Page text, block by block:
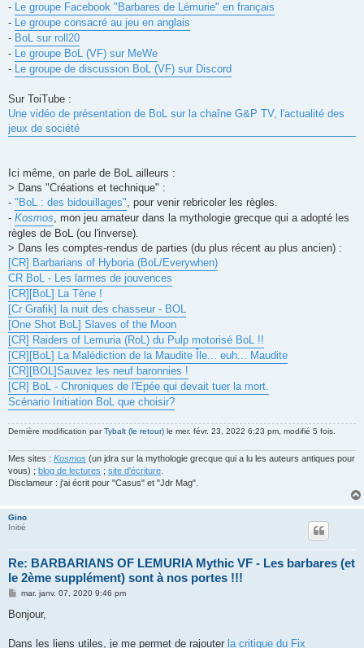
- Le groupe Facebook "Barbares de Lémurie" en français
- Le groupe consacré au jeu en anglais
- BoL sur roll20
- Le groupe BoL (VF) sur MeWe
- Le groupe de discussion BoL (VF) sur Discord
Sur ToiTube :
Une vidéo de présentation de BoL sur la chaîne G&P TV, l'actualité des
jeux de société
Ici même, on parle de BoL ailleurs :
> Dans "Créations et technique" :
- "BoL : des bidouillages", pour venir rebricoler les règles.
- Kosmos, mon jeu amateur dans la mythologie grecque qui a adopté les
règles de BoL (ou l'inverse).
> Dans les comptes-rendus de parties (du plus récent au plus ancien) :
[CR] Barbarians of Hyboria (BoL/Everywhen)
CR BoL - Les larmes de jouvences
[CR][BoL] La Tène !
[Cr Grafik] la nuit des chasseur - BOL
[One Shot BoL] Slaves of the Moon
[CR] Raiders of Lemuria (RoL) du Pulp motorisé BoL !!
[CR][BoL] La Malédiction de la Maudite Île... euh... Maudite
[CR][BOL]Sauvez les neuf baronnies !
[CR] BoL - Chroniques de l'Epée qui devait tuer la mort.
Scénario Initiation BoL que choisir?
Dernière modification parTybalt (le retour) le mer. févr. 23, 2022 6:23 pm, modifié 5 fois.
Mes sites : Kosmos (un jdra sur la mythologie grecque qui a lu les auteurs antiques pour
vous) ; blog de lectures ; site d'écriture
Disclameur : j'ai écrit pour "Casus" et "Jdr Mag".
Gino
Initié
Re: BARBARIANS OF LEMURIA Mythic VF - Les barbares (et
le 2ème supplément) sont à nos portes !!!
M
s
g
mar. janv. 07, 2020 9:46 pm
Bonjour,
Dans les liens utiles, je me permet de rajouter la critique du Fix